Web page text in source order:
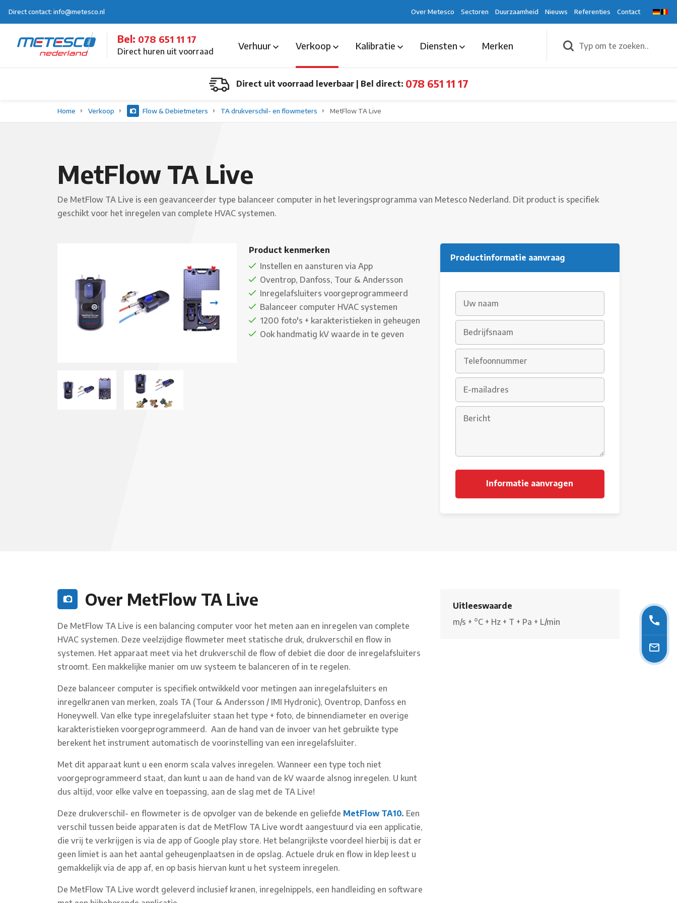
Direct contact: info@metesco.nl Over Metesco Sectoren Duurzaamheid Nieuws Referenties Contact
Bel: 078 651 11 17
Direct huren uit voorraad Verhuur Verkoop Kalibratie Diensten Merken
Direct uit voorraad leverbaar Bel direct: 078 651 11 17
Home Verkoop Flow & Debietmeters TA drukverschil- en flowmeters MetFlow TA Live
MetFlow TA Live
De MetFlow TA Live is een geavanceerder type balanceer computer in het leveringsprogramma van Metesco Nederland. Dit product is specifiek
geschikt voor het inregelen van complete HVAC systemen.
Product kenmerken
Instellen en aansturen via App
Oventrop, Danfoss, Tour & Andersson
Inregelafsluiters voorgeprogrammeerd
Balanceer computer HVAC systemen
1200 foto's + karakteristieken in geheugen
Ook handmatig kV waarde in te geven
Productinformatie aanvraag
Over MetFlow TA Live
De MetFlow TA Live is een balancing computer voor het meten aan en inregelen van complete
HVAC systemen. Deze veelzijdige flowmeter meet statische druk, drukverschil en flow in
systemen. Het apparaat meet via het drukverschil de flow of debiet die door de inregelafsluiters
stroomt. Een makkelijke manier om uw systeem te balanceren of in te regelen.
Deze balanceer computer is specifiek ontwikkeld voor metingen aan inregelafsluiters en
inregelkranen van merken, zoals TA (Tour & Andersson / IMI Hydronic), Oventrop, Danfoss en
Honeywell. Van elke type inregelafsluiter staan het type + foto, de binnendiameter en overige
karakteristieken voorgeprogrammeerd. Aan de hand van de invoer van het gebruikte type
berekent het instrument automatisch de voorinstelling van een inregelafsluiter.
Met dit apparaat kunt u een enorm scala valves inregelen. Wanneer een type toch niet
voorgeprogrammeerd staat, dan kunt u aan de hand van de kV waarde alsnog inregelen. U kunt
dus altijd, voor elke valve en toepassing, aan de slag met de TA Live!
Deze drukverschil- en flowmeter is de opvolger van de bekende en geliefde MetFlow TA10. Een
verschil tussen beide apparaten is dat de MetFlow TA Live wordt aangestuurd via een applicatie,
die vrij te verkrijgen is via de app of Google play store. Het belangrijkste voordeel hierbij is dat er
geen limiet is aan het aantal geheugenplaatsen in de opslag. Actuele druk en flow in klep leest u
gemakkelijk via de app af, en op basis hiervan kunt u het systeem inregelen.
De MetFlow TA Live wordt geleverd inclusief kranen, inregelnippels, een handleiding en software
Uitleeswaarde
m/s + °C + Hz + T + Pa + L/min